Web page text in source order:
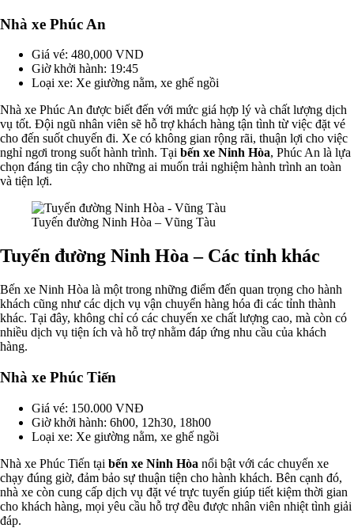
Nhà xe Phúc An
Giá vé: 480,000 VND
Giờ khởi hành: 19:45
Loại xe: Xe giường nằm, xe ghế ngồi
Nhà xe Phúc An được biết đến với mức giá hợp lý và chất lượng dịch
vụ tốt. Đội ngũ nhân viên sẽ hỗ trợ khách hàng tận tình từ việc đặt vé
cho đến suốt chuyến đi. Xe có không gian rộng rãi, thuận lợi cho việc
nghỉ ngơi trong suốt hành trình. Tại bến xe Ninh Hòa, Phúc An là lựa
chọn đáng tin cậy cho những ai muốn trải nghiệm hành trình an toàn
và tiện lợi.
Tuyến đường Ninh Hòa – Vũng Tàu
Tuyến đường Ninh Hòa – Các tỉnh khác
Bến xe Ninh Hòa là một trong những điểm đến quan trọng cho hành
khách cũng như các dịch vụ vận chuyển hàng hóa đi các tỉnh thành
khác. Tại đây, không chỉ có các chuyến xe chất lượng cao, mà còn có
nhiều dịch vụ tiện ích và hỗ trợ nhằm đáp ứng nhu cầu của khách
hàng.
Nhà xe Phúc Tiến
Giá vé: 150.000 VNĐ
Giờ khởi hành: 6h00, 12h30, 18h00
Loại xe: Xe giường nằm, xe ghế ngồi
Nhà xe Phúc Tiến tại bến xe Ninh Hòa nổi bật với các chuyến xe
chạy đúng giờ, đảm bảo sự thuận tiện cho hành khách. Bên cạnh đó,
nhà xe còn cung cấp dịch vụ đặt vé trực tuyến giúp tiết kiệm thời gian
cho khách hàng, mọi yêu cầu hỗ trợ đều được nhân viên nhiệt tình giải
đáp.